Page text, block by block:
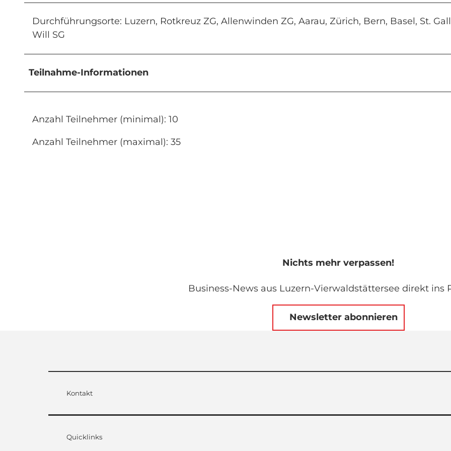
Durchführungsorte: Luzern, Rotkreuz ZG, Allenwinden ZG, Aarau, Zürich, Bern, Basel, St.
Will SG
Teilnahme-Informationen
Anzahl Teilnehmer (minimal): 10
Anzahl Teilnehmer (maximal): 35
Nichts mehr verpassen!
Business-News aus Luzern-Vierwaldstättersee direkt ins
Newsletter abonnieren
Kontakt
Quicklinks